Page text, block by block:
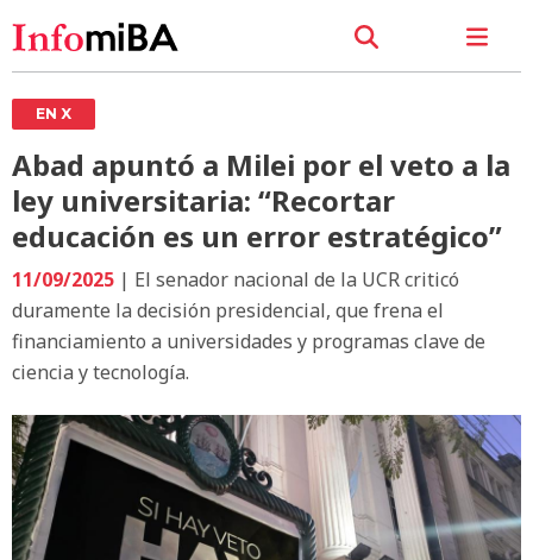
EN X
Abad apuntó a Milei por el veto a la
ley universitaria: “Recortar
educación es un error estratégico”
11/09/2025 | El senador nacional de la UCR criticó
duramente la decisión presidencial, que frena el
financiamiento a universidades y programas clave de
ciencia y tecnología.